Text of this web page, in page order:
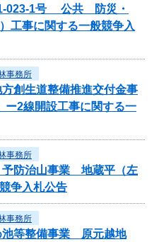
023-1号 公共 防災・
工事に関する一般競争入
事務所
創生道整備推進交付金事
2線開設工事に関する一
事務所
予防治山事業 地蔵平（左
争入札公告
事務所
池等整備事業 原元越地